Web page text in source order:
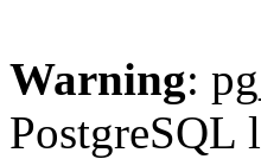
Warning:
PostgreSQL